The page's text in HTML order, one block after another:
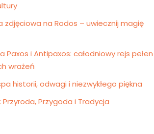
zdjęciowa na Rodos – uwiecznij magię
Paxos i Antipaxos: całodniowy rejs pełen
wrażeń
historii, odwagi i niezwykłego piękna
Przyroda, Przygoda i Tradycja